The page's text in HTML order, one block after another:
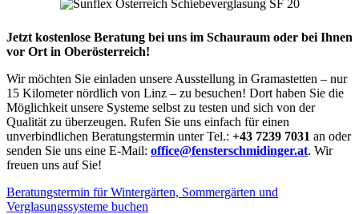
Jetzt kostenlose Beratung bei uns im Schauraum oder bei Ihnen
vor Ort in Oberösterreich!
Wir möchten Sie einladen unsere Ausstellung in Gramastetten – nur
15 Kilometer nördlich von Linz – zu besuchen! Dort haben Sie die
Möglichkeit unsere Systeme selbst zu testen und sich von der
Qualität zu überzeugen. Rufen Sie uns einfach für einen
unverbindlichen Beratungstermin unter Tel.: +43 7239 7031 an oder
senden Sie uns eine E-Mail: office@fensterschmidinger.at. Wir
freuen uns auf Sie!
Beratungstermin für Wintergärten, Sommergärten und
Verglasungssysteme buchen